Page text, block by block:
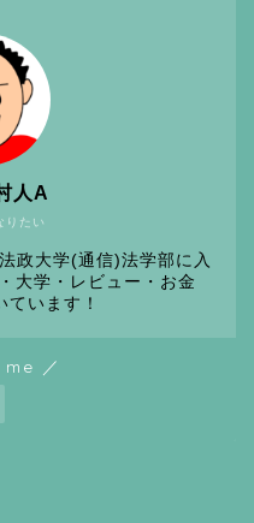
りたい
人A
政大学(通信)法学部に入
大学・レビュー・お金
います！
／